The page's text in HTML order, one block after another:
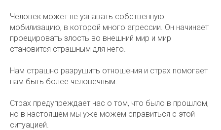
Человек может не узнавать собственную
мобилизацию, в которой много агрессии. Он начинает
проецировать злость во внешний мир и мир
становится страшным для него.
Нам страшно разрушить отношения и страх помогает
нам быть более человечным.
Страх предупреждает нас о том, что было в прошлом,
но в настоящем мы уже можем справиться с этой
ситуацией.